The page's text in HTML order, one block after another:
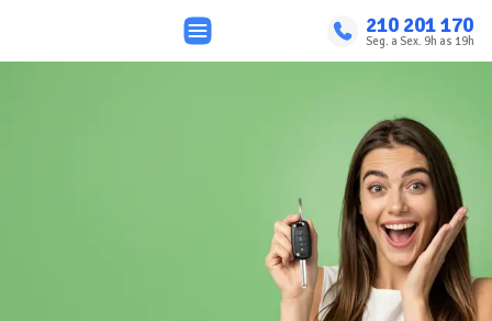
210 201 170
Seg. a Sex. 9h as 19h